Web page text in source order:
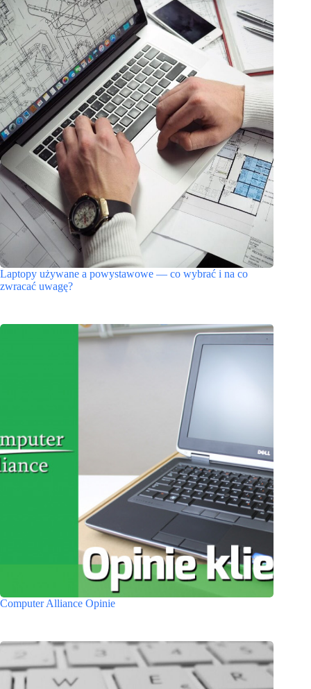
Laptopy używane a powystawowe — co wybrać i na co
zwracać uwagę?
Computer Alliance Opinie